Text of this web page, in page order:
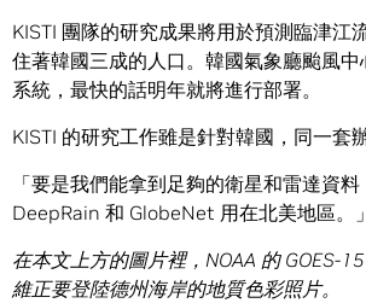
KISTI 團隊的研究成果將用於預測臨津江
住著韓國三成的人口。韓國氣象廳颱風中
系統，最快的話明年就將進行部署。
KISTI 的研究工作雖是針對韓國，同一套
「要是我們能拿到足夠的衛星和雷達資
DeepRain 和 GlobeNet 用在北美地區。
在本文上方的圖片裡， NOAA 的GOES-15
維正要登陸德州海岸的地質色彩照片。